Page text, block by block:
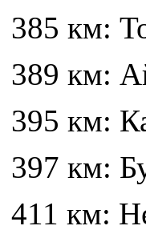
385 км:
389 км:
395 км:
397 км:
411 км: